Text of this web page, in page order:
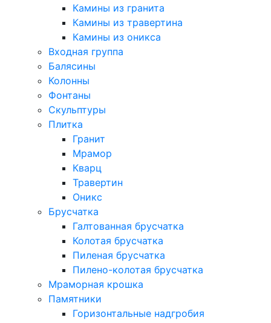
Камины из гранита
Камины из травертина
Камины из оникса
Входная группа
Балясины
Колонны
Фонтаны
Скульптуры
Плитка
Гранит
Мрамор
Кварц
Травертин
Оникс
Брусчатка
Галтованная брусчатка
Колотая брусчатка
Пиленая брусчатка
Пилено-колотая брусчатка
Мраморная крошка
Памятники
Горизонтальные надгробия